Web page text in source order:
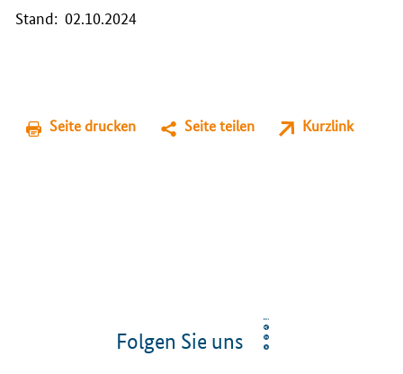
Stand: 02.10.2024
Seite drucken Seite teilen Kurzlink
Folgen Sie uns